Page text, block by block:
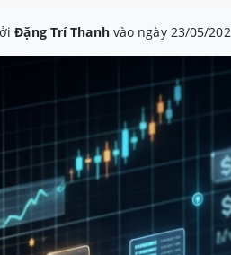
Đặng Trí Thanhvào ngày 23/05/